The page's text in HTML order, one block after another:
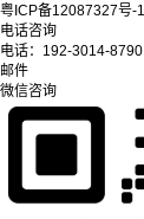
粤ICP备12087327号-1
电话咨询
电话： 192-3014-8790
邮件
微信咨询